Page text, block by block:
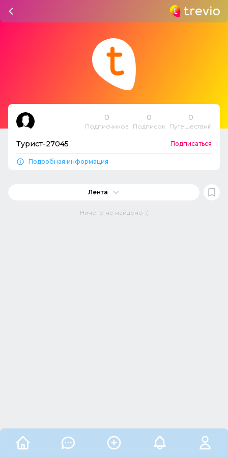
0
Подписчиков
0
Подписок
0
Путешествий
Турист-27045 Подписаться
Подробная информация
Лента
Ничего не найдено :(